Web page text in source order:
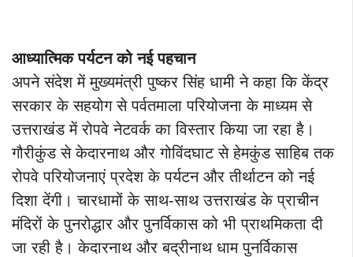
आध्यात्मिक पर्यटन को नई पहचान
अपने संदेश में मुख्यमंत्री पुष्कर सिंह धामी ने कहा कि केंद्र
सरकार के सहयोग से पर्वतमाला परियोजना के माध्यम से
उत्तराखंड में रोपवे नेटवर्क का विस्तार किया जा रहा है।
गौरीकुंड से केदारनाथ और गोविंदघाट से हेमकुंड साहिब तक
रोपवे परियोजनाएं प्रदेश के पर्यटन और तीर्थाटन को नई
दिशा देंगी। चारधामों के साथ-साथ उत्तराखंड के प्राचीन
मंदिरों के पुनरोद्धार और पुनर्विकास को भी प्राथमिकता दी
जा रही है। केदारनाथ और बद्रीनाथ धाम पुनर्विकास